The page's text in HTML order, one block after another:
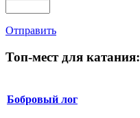
Отправить
Топ-мест для катания:
Бобровый лог